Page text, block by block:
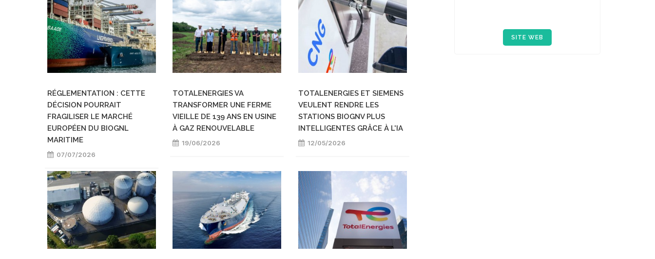
RÉGLEMENTATION : CETTE
DÉCISION POURRAIT
FRAGILISER LE MARCHÉ
EUROPÉEN DU BIOGNL
MARITIME
07/07/2026
TOTALENERGIES VA
TRANSFORMER UNE FERME
VIEILLE DE 139 ANS EN USINE
À GAZ RENOUVELABLE
19/06/2026
TOTALENERGIES ET SIEMENS
VEULENT RENDRE LES
STATIONS BIOGNV PLUS
INTELLIGENTES GRÂCE À L'IA
12/05/2026
SITE WEB